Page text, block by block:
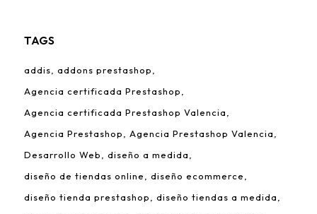
TAGS
addis
addons prestashop
Agencia certificada Prestashop
Agencia certificada Prestashop Valencia
Agencia Prestashop
Agencia Prestashop Valencia
Desarrollo Web
diseño a medida
diseño de tiendas online
diseño ecommerce
diseño tienda prestashop
diseño tiendas a medida